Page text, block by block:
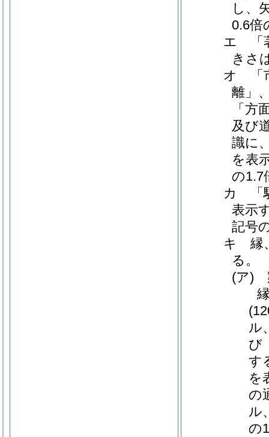
し、
0.6倍
エ 「
きさ
オ 「
離」
「方
及び
識に
を表
の1.7
カ 「
表示
記号
キ 縁
る。
(ア)
ル
び
す
を
の
ル
の